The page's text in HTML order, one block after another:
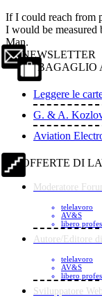
If I could reach from
I would be measured
Man.
NEWSLETTER
BAGAGLIO
Leggere le
G. & A.
Aviation
OFFERTE DI
Moderatore
telelavoro
AV&S
libero
Autore/Editore
telelavoro
AV&S
libero
Sviluppatore